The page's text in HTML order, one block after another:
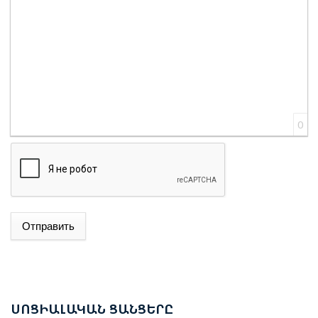
0
Отправить
ՍՈՑԻԱԼԱԿԱՆ ՑԱՆՑԵՐԸ
ԱԴՐԲԵՋԱՆԻ ԱԳ ՆԱԽԱՐԱՐ ՋԵՅՀՈՒՆ ԲԱՅՐԱՄՈՎԸ
ՊԱՇՏՈՆԱԿԱՆ ԱՅՑՈՎ ԺԱՄԱՆԵԼ Է ՈՒԿՐԱԻՆԱ